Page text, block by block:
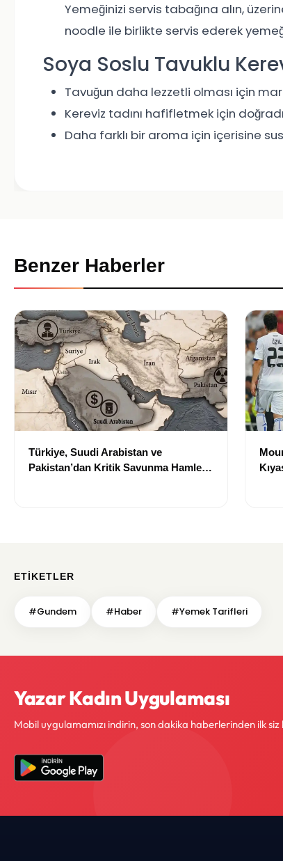
Yemeğinizi servis tabağına alın,
noodle ile birlikte servis ederek
Soya Soslu Tavuklu
Tavuğun daha lezzetli olması için
Kereviz tadını hafifletmek için
Daha farklı bir aroma için içerisine
Benzer Haberler
Türkiye, Suudi Arabistan ve
Pakistan’dan Kritik Savunma Hamlesi:
ETIKETLER
#Gundem #Haber #Yemek Tarifleri
Yazar Kadın Uygulaması
Mobil uygulamamızı indirin, son dakika haberlerinden ilk